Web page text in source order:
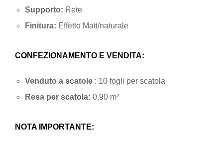
Supporto: Rete
Finitura: Effetto Matt/naturale
CONFEZIONAMENTO E VENDITA:
Venduto a scatole : 10 fogli per scatola
Resa per scatola: 0,90 m²
NOTA IMPORTANTE: